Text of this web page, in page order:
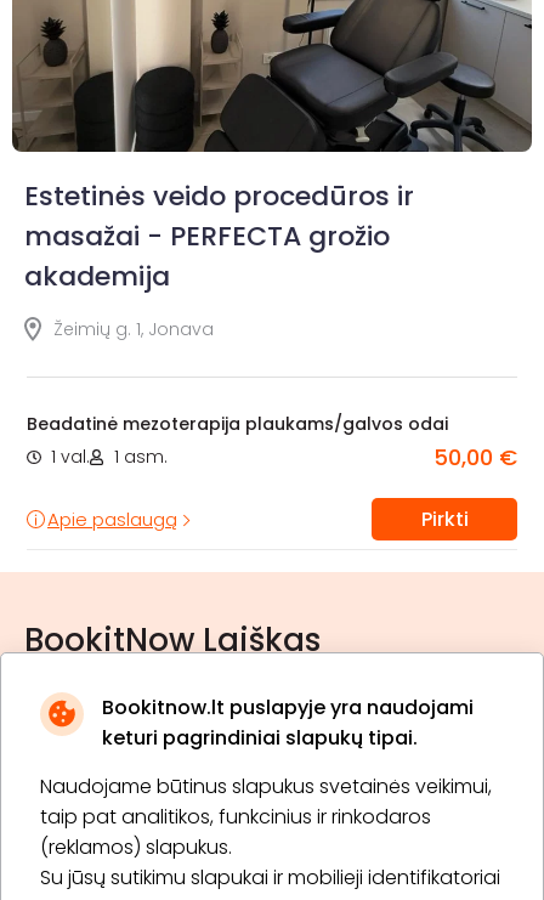
Bookitnow.lt puslapyje yra naudojami
keturi pagrindiniai slapukų tipai.
Naudojame būtinus slapukus svetainės veikimui,
taip pat analitikos, funkcinius ir rinkodaros
(reklamos) slapukus.
Su jūsų sutikimu slapukai ir mobilieji identifikatoriai
Estetinės veido procedūros ir
masažai - PERFECTA grožio
akademija
Žeimių g. 1, Jonava
Beadatinė mezoterapija plaukams/galvos odai
1 val.
1 asm. 50,00 €
Apie paslaugą Pirkti
BookitNow Laiškas
* Susipažinau su privatumo politika
Prenumeruoti